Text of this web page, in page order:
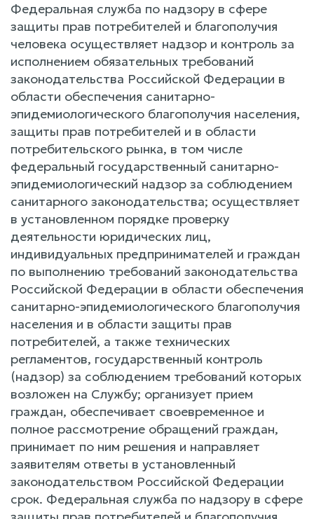
Федеральная служба по надзору в сфере
защиты прав потребителей и благополучия
человека осуществляет надзор и контроль за
исполнением обязательных требований
законодательства Российской Федерации в
области обеспечения санитарно-
эпидемиологического благополучия населения,
защиты прав потребителей и в области
потребительского рынка, в том числе
федеральный государственный санитарно-
эпидемиологический надзор за соблюдением
санитарного законодательства; осуществляет
в установленном порядке проверку
деятельности юридических лиц,
индивидуальных предпринимателей и граждан
по выполнению требований законодательства
Российской Федерации в области обеспечения
санитарно-эпидемиологического благополучия
населения и в области защиты прав
потребителей, а также технических
регламентов, государственный контроль
(надзор) за соблюдением требований которых
возложен на Службу; организует прием
граждан, обеспечивает своевременное и
полное рассмотрение обращений граждан,
принимает по ним решения и направляет
заявителям ответы в установленный
законодательством Российской Федерации
срок. Федеральная служба по надзору в сфере